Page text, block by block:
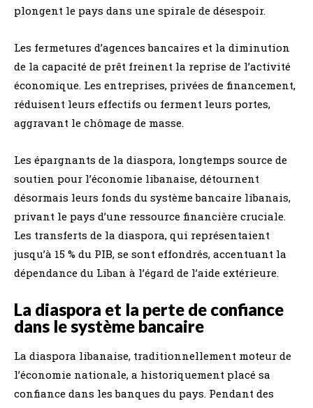
plongent le pays dans une spirale de désespoir.
Les fermetures d’agences bancaires et la diminution
de la capacité de prêt freinent la reprise de l’activité
économique. Les entreprises, privées de financement,
réduisent leurs effectifs ou ferment leurs portes,
aggravant le chômage de masse.
Les épargnants de la diaspora, longtemps source de
soutien pour l’économie libanaise, détournent
désormais leurs fonds du système bancaire libanais,
privant le pays d’une ressource financière cruciale.
Les transferts de la diaspora, qui représentaient
jusqu’à 15 % du PIB, se sont effondrés, accentuant la
dépendance du Liban à l’égard de l’aide extérieure.
La diaspora et la perte de confiance
dans le système bancaire
La diaspora libanaise, traditionnellement moteur de
l’économie nationale, a historiquement placé sa
confiance dans les banques du pays. Pendant des